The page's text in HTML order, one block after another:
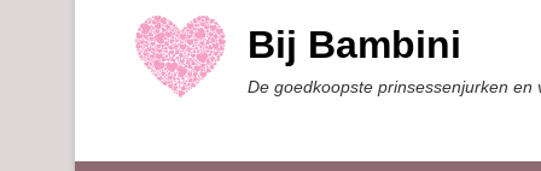
Bij Bambini
De goedkoopste prinsessenjurken en